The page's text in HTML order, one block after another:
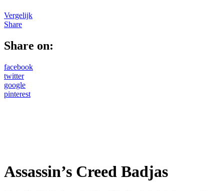
Vergelijk
Share
Share on:
facebook
twitter
google
pinterest
Assassin’s Creed Badjas